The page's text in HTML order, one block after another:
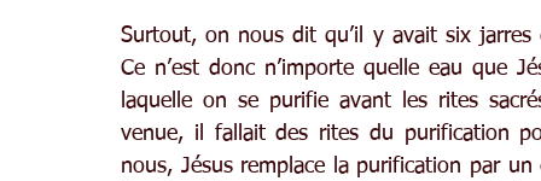
Surtout, on nous dit qu’il y avait six
Ce n’est donc n’importe quelle eau que
laquelle on se purifie avant les rites
venue, il fallait des rites du purification
nous, Jésus remplace la purification par